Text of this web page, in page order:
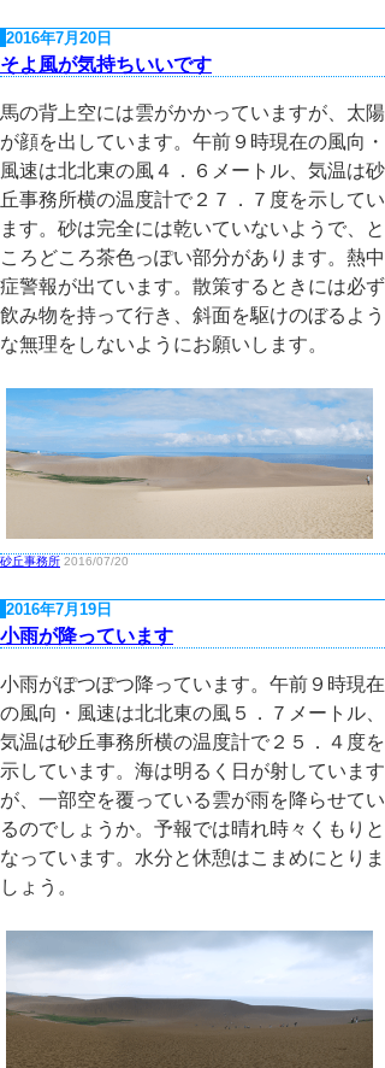
2016年7月20日
そよ風が気持ちいいです
馬の背上空には雲がかかっていますが、太陽
が顔を出しています。午前９時現在の風向・
風速は北北東の風４．６メートル、気温は砂
丘事務所横の温度計で２７．７度を示してい
ます。砂は完全には乾いていないようで、と
ころどころ茶色っぽい部分があります。熱中
症警報が出ています。散策するときには必ず
飲み物を持って行き、斜面を駆けのぼるよう
な無理をしないようにお願いします。
砂丘事務所 2016/07/20
2016年7月19日
小雨が降っています
小雨がぽつぽつ降っています。午前９時現在
の風向・風速は北北東の風５．７メートル、
気温は砂丘事務所横の温度計で２５．４度を
示しています。海は明るく日が射しています
が、一部空を覆っている雲が雨を降らせてい
るのでしょうか。予報では晴れ時々くもりと
なっています。水分と休憩はこまめにとりま
しょう。